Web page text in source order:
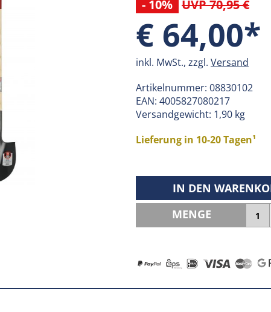
- 10% UVP 70,95 €
€ 64,00*
inkl. MwSt., zzgl. Versand
Artikelnummer: 08830102
EAN: 4005827080217
Versandgewicht: 1,90 kg
Lieferung in 10-20 Tagen¹
IN DEN
MENGE